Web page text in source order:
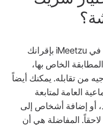
عادةً ما تقوم الدردشة العشوائية في iMeetzu بإقرانك
الخاص بها،
من تقابله. يمكنك أيضاً
العامة لمتابعة
أو إضافة أشخاص إلى
المفاضلة هي أن